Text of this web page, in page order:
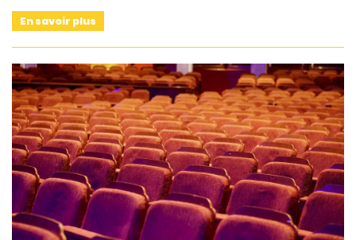
En savoir plus